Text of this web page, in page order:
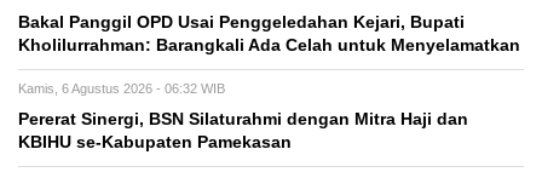
Bakal Panggil OPD Usai Penggeledahan Kejari, Bupati
Kholilurrahman: Barangkali Ada Celah untuk Menyelamatkan
Kamis, 6 Agustus 2026 - 06:32 WIB
Pererat Sinergi, BSN Silaturahmi dengan Mitra Haji dan
KBIHU se-Kabupaten Pamekasan